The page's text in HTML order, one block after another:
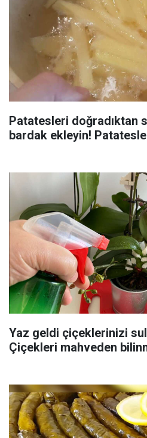
Patatesleri doğradıktan
bardak ekleyin!
Yaz geldi çiçeklerinizi
Çiçekleri mahveden